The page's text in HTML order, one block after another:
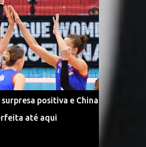
surpresa positiva e China
até aqui